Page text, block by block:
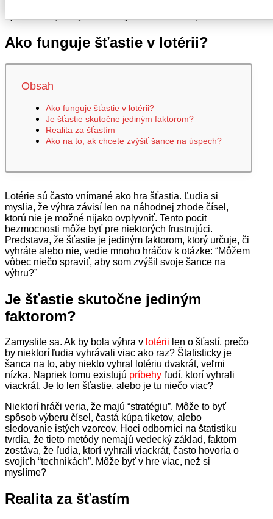
Ako funguje šťastie v lotérii?
Obsah
Ako funguje šťastie v lotérii?
Je šťastie skutočne jediným faktorom?
Realita za šťastím
Ako na to, ak chcete zvýšiť šance na úspech?
Lotérie sú často vnímané ako hra šťastia. Ľudia si
myslia, že výhra závisí len na náhodnej zhode čísel,
ktorú nie je možné nijako ovplyvniť. Tento pocit
bezmocnosti môže byť pre niektorých frustrujúci.
Predstava, že šťastie je jediným faktorom, ktorý určuje, či
vyhráte alebo nie, vedie mnoho hráčov k otázke: “Môžem
vôbec niečo spraviť, aby som zvýšil svoje šance na
výhru?”
Je šťastie skutočne jediným
faktorom?
Zamyslite sa. Ak by bola výhra v lotérii len o šťastí, prečo
by niektorí ľudia vyhrávali viac ako raz? Štatisticky je
šanca na to, aby niekto vyhral lotériu dvakrát, veľmi
nízka. Napriek tomu existujú príbehy ľudí, ktorí vyhrali
viackrát. Je to len šťastie, alebo je tu niečo viac?
Niektorí hráči veria, že majú “stratégiu”. Môže to byť
spôsob výberu čísel, častá kúpa tiketov, alebo
sledovanie istých vzorcov. Hoci odborníci na štatistiku
tvrdia, že tieto metódy nemajú vedecký základ, faktom
zostáva, že ľudia, ktorí vyhrali viackrát, často hovoria o
svojich “technikách”. Môže byť v hre viac, než si
myslíme?
Realita za šťastím